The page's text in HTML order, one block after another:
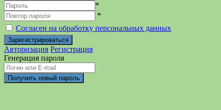
*
*
Согласен на обработку персональных данных
Авторизация Регистрация
Генерация пароля